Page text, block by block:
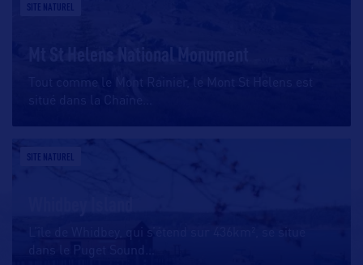
SITE NATUREL
Mt St Helens National Monument
Tout comme le Mont Rainier, le Mont St Helens est
situé dans la Chaîne
SITE NATUREL
L’île de Whidbey, qui s’étend sur 436km², se situe
dans le Puget Sound